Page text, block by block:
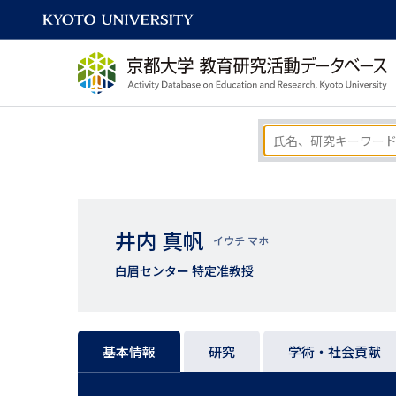
井内 真帆 イウチ マホ
白眉センター 特定准教授
基本情報 研究 学術・社会貢献